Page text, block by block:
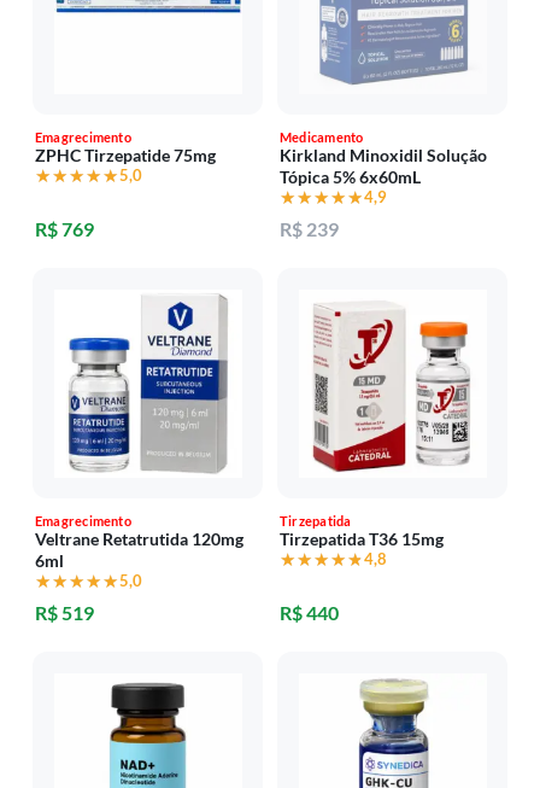
Emagrecimento
ZPHC Tirzepatide 75mg
★★★★★
★★★★★5,0
R$ 769
Medicamento
Kirkland Minoxidil Solução
Tópica 5% 6x60mL
★★★★★
★★★★★4,9
R$ 239
Emagrecimento
Veltrane Retatrutida 120mg
6ml
★★★★★
★★★★★5,0
R$ 519
Tirzepatida
Tirzepatida T36 15mg
★★★★★
★★★★★4,8
R$ 440